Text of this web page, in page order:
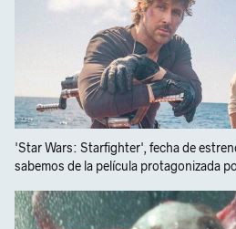
'Star Wars: Starfighter', fecha de
sabemos de la película protagonizada